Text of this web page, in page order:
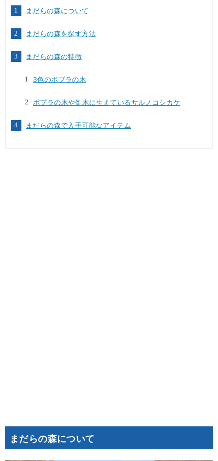
まだらの森について
まだらの森を探す方法
まだらの森の特徴
3色のポプラの木
ポプラの木や倒木に生えているサルノコシカケ
まだらの森で入手可能なアイテム
まだらの森について